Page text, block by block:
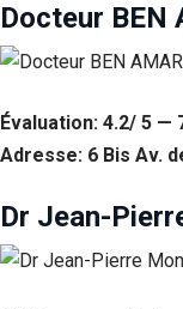
Docteur BEN
Évaluation: 4.2/ 5 —
Adresse: 6 Bis Av.
Dr Jean-